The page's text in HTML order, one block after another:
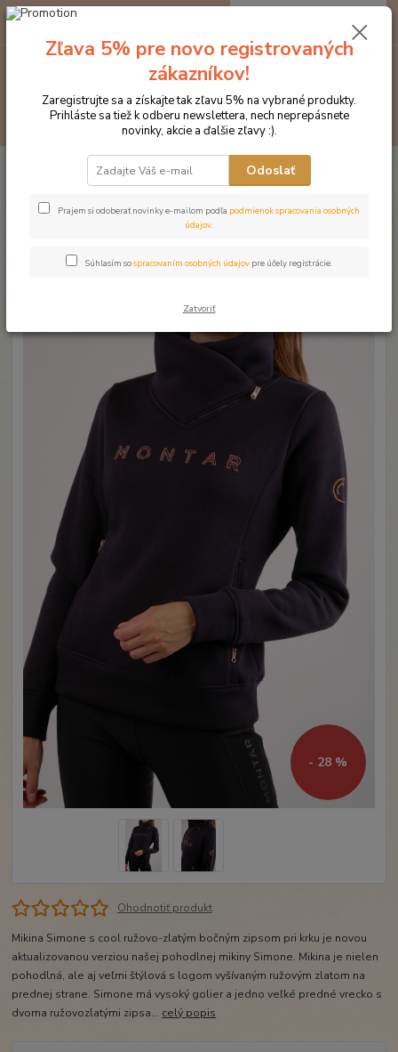
Hľadať
za0 €
Značka oblečenia MONTAR ZĽAVY! Mikiny
MONTAR mikina
SIMONE tmavomodrá
MONTAR mikina SIMONE
tmavomodrá
- 28 %
Ohodnotiť produkt
Mikina Simone s cool ružovo-zlatým bočným zipsom pri krku je novou
aktualizovanou verziou našej pohodlnej mikiny Simone. Mikina je nielen
pohodlná, ale aj veľmi štýlová s logom vyšívaným ružovým zlatom na
prednej strane. Simone má vysoký golier a jedno veľké predné vrecko s
dvoma ružovozlatými zipsa... celý popis
Zľava 5% pre novo registrovaných
zákazníkov!
Zaregistrujte sa a získajte tak zľavu 5% na vybrané produkty.
Prihláste sa tiež k odberu newslettera, nech neprepásnete
novinky, akcie a ďalšie zľavy :).
Odoslať
Prajem si odoberať novinky e-mailom podľa podmienok spracovania osobných
údajov.
Súhlasím sospracovaním osobných údajov pre účely registrácie.
Zatvoriť